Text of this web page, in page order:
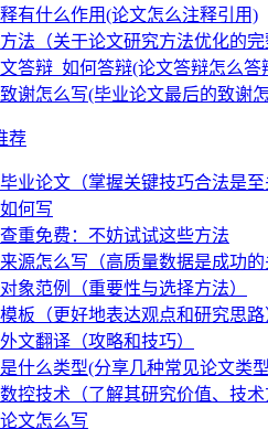
有什么作用(论文怎么注释引用)
法（关于论文研究方法优化的完
答辩_如何答辩(论文答辩怎么答
谢怎么写(毕业论文最后的致谢
荐
业论文（掌握关键技巧合法是至
何写
重免费：不妨试试这些方法
源怎么写（高质量数据是成功的
象范例（重要性与选择方法）
板（更好地表达观点和研究思路
文翻译（攻略和技巧）
什么类型(分享几种常见论文类
控技术（了解其研究价值、技术
文怎么写